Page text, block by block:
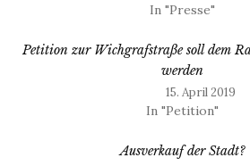
In "Presse"
Petition zur Wichgrafstraße soll dem
werden
15. April 2019
In "Petition"
Ausverkauf der Stadt?